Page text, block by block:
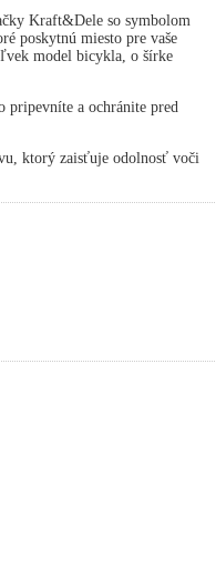
Kraft&Dele so symbolom
poskytnú miesto pre vaše
model bicykla, o šírke
pripevníte a ochránite pred
ktorý zaisťuje odolnosť voči